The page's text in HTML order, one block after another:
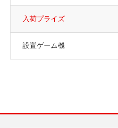
入荷プライズ
設置ゲーム機